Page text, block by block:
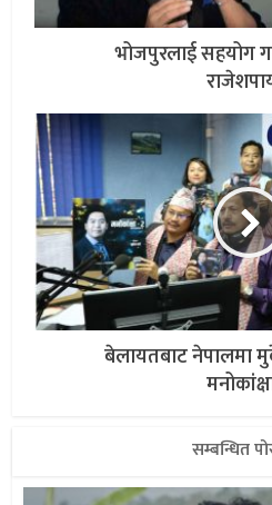
भोजपुरलाई सहयोग
बेलायतबाट नेपालमा
सम्बन्धित